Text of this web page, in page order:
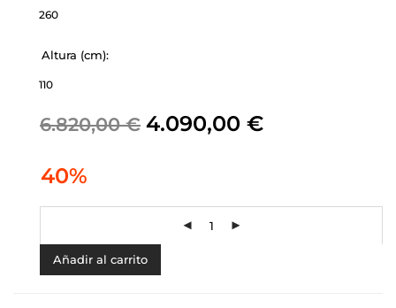
260
Altura (cm):
110
6.820,00€ 4.090,00 €
40%
Añadir al carrito